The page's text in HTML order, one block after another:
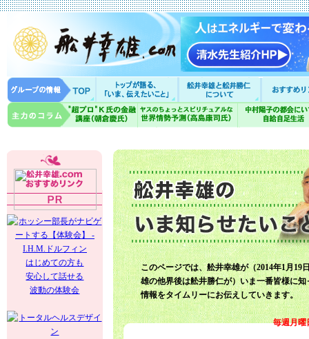
はじめての方も
安心して話せる
波動の体験会
このページでは、舩井幸雄が（2014年1月19
雄の他界後は舩井勝仁が）いま一番皆様に知
情報をタイムリーにお伝えしていきます。
毎週月曜